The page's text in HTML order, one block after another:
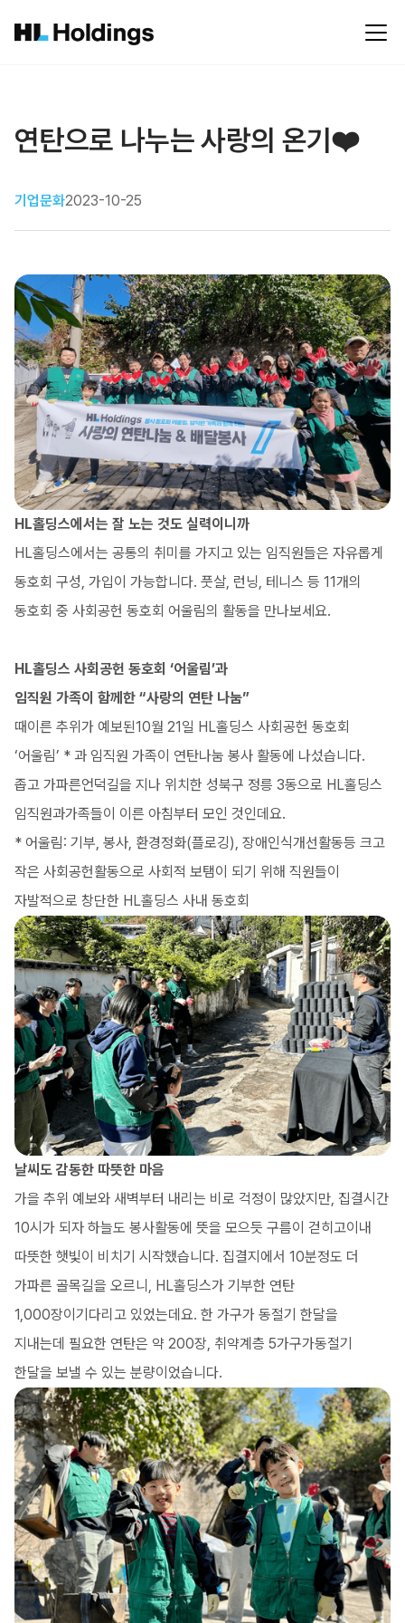
연탄으로 나누는 사랑의 온기❤️
기업문화2023-10-25
HL홀딩스에서는 잘 노는 것도 실력이니까
HL홀딩스에서는 공통의 취미를 가지고 있는 임직원들은 자유롭게
동호회 구성, 가입이 가능합니다. 풋살, 런닝, 테니스 등 11개의
동호회 중 사회공헌 동호회 어울림의 활동을 만나보세요.
HL홀딩스 사회공헌 동호회 ‘어울림’과
임직원 가족이 함께한 “사랑의 연탄 나눔”
때이른 추위가 예보된10월 21일 HL홀딩스 사회공헌 동호회
‘어울림’ * 과 임직원 가족이 연탄나눔 봉사 활동에 나섰습니다.
좁고 가파른언덕길을 지나 위치한 성북구 정릉 3동으로 HL홀딩스
임직원과가족들이 이른 아침부터 모인 것인데요.
* 어울림: 기부, 봉사, 환경정화(플로깅), 장애인식개선활동등 크고
작은 사회공헌활동으로 사회적 보탬이 되기 위해 직원들이
자발적으로 창단한 HL홀딩스 사내 동호회
날씨도 감동한 따뜻한 마음
가을 추위 예보와 새벽부터 내리는 비로 걱정이 많았지만, 집결시간
10시가 되자 하늘도 봉사활동에 뜻을 모으듯 구름이 걷히고이내
따뜻한 햇빛이 비치기 시작했습니다. 집결지에서 10분정도 더
가파른 골목길을 오르니, HL홀딩스가 기부한 연탄
1,000장이기다리고 있었는데요. 한 가구가 동절기 한달을
지내는데 필요한 연탄은 약 200장, 취약계층 5가구가동절기
한달을 보낼 수 있는 분량이었습니다.